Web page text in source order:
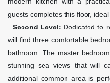
guests completes this floor, ideal
- Second Level: Dedicated to
will find three comfortable
bathroom. The master
stunning sea views that will
additional common area is